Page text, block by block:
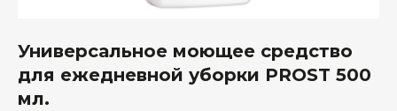
Универсальное моющее средство
для ежедневной уборки PROST 500
мл.